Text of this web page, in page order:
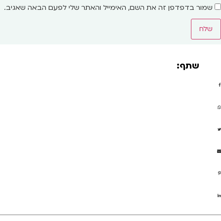
שמור בדפדפן זה את השם, האימייל והאתר שלי לפעם הבאה שאגיב.
שתף: